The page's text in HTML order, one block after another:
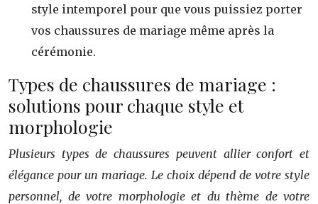
style intemporel pour que vous puissiez porter
vos chaussures de mariage même après la
cérémonie.
Types de chaussures de mariage :
solutions pour chaque style et
morphologie
Plusieurs types de chaussures peuvent allier confort et
élégance pour un mariage. Le choix dépend de votre style
personnel, de votre morphologie et du thème de votre